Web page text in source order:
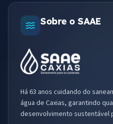
Sobre o SAAE
Há 63 anos cuidando do
água de Caxias, garantindo
desenvolvimento sustentável